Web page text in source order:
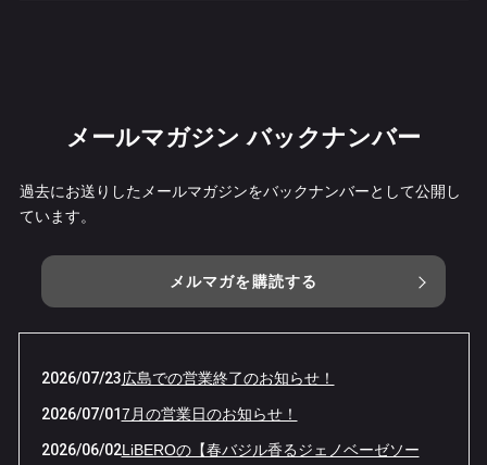
メールマガジン バックナンバー
過去にお送りしたメールマガジンをバックナンバーとして公開し
ています。
メルマガを購読する
2026/07/23広島での営業終了のお知らせ！
2026/07/017月の営業日のお知らせ！
2026/06/02LiBEROの【春バジル香るジェノベーゼソー